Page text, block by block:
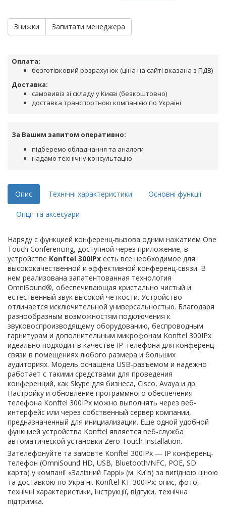
Знижки Запитати менеджера
Оплата:
безготівковий розрахунок (ціна на сайті вказана з ПДВ)
Доставка:
самовивіз зі складу у Києві (безкоштовно)
доставка транспортною компанією по Україні
За Вашим запитом оперативно:
підберемо обладнання та аналоги
надамо технічну консультацію
Опис Технічні характеристики Основні функції
Опції та аксесуари
Наряду с функцией конференц-вызова одним нажатием One
Touch Conferencing, доступной через приложение, в
устройстве Konftel 300IPx есть все необходимое для
высококачественной и эффективной конференц-связи. В
нем реализована запатентованная технология
OmniSound®, обеспечивающая кристально чистый и
естественный звук высокой четкости. Устройство
отличается исключительной универсальностью. Благодаря
разнообразным возможностям подключения к
звуковоспроизводящему оборудованию, беспроводным
гарнитурам и дополнительным микрофонам Konftel 300IPx
идеально подходит в качестве IP-телефона для конференц-
связи в помещениях любого размера и больших
аудиториях. Модель оснащена USB-разъемом и надежно
работает с такими средствами для проведения
конференций, как Skype для бизнеса, Cisco, Avaya и др.
Настройку и обновление программного обеспечения
телефона Konftel 300IPx можно выполнять через веб-
интерфейс или через собственный сервер компании,
предназначенный для инициализации. Еще одной удобной
функцией устройства Konftel является веб-служба
автоматической установки Zero Touch Installation.
Зателефонуйте та замовте Konftel 300IPx — IP конференц-
телефон (OmniSound HD, USB, Bluetooth/NFC, POE, SD
карта) у компанії «Залізний Гаррі» (м. Київ) за вигідною ціною
та доставкою по Україні. Konftel KT-300IPx: опис, фото,
технічні характеристики, інструкції, відгуки, технічна
підтримка.